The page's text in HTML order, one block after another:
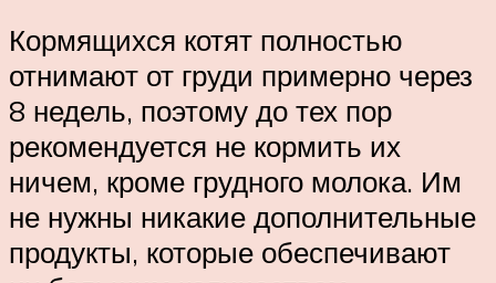
Кормящихся котят полностью
отнимают от груди примерно через
8 недель, поэтому до тех пор
рекомендуется не кормить их
ничем, кроме грудного молока. Им
не нужны никакие дополнительные
продукты, которые обеспечивают